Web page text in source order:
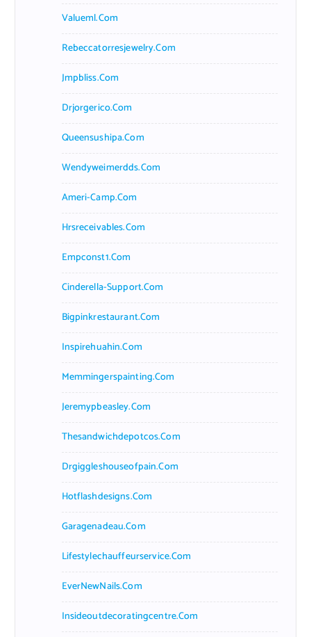
Valueml.com
Rebeccatorresjewelry.com
Jmpbliss.com
Drjorgerico.com
Queensushipa.com
Wendyweimerdds.com
Ameri-Camp.com
Hrsreceivables.com
Empconst1.com
Cinderella-Support.com
Bigpinkrestaurant.com
Inspirehuahin.com
Memmingerspainting.com
Jeremypbeasley.com
Thesandwichdepotcos.com
Drgiggleshouseofpain.com
Hotflashdesigns.com
Garagenadeau.com
Lifestylechauffeurservice.com
EverNewNails.com
Insideoutdecoratingcentre.com